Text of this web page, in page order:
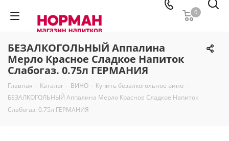
0
БЕЗАЛКОГОЛЬНЫЙ Аппалина
Мерло Красное Сладкое Напиток
Слабогаз. 0.75л ГЕРМАНИЯ
Главная - Каталог - ВИНО - Купить безалкогольное вино -
БЕЗАЛКОГОЛЬНЫЙ Аппалина Мерло Красное Сладкое Напиток
Слабогаз. 0.75л ГЕРМАНИЯ